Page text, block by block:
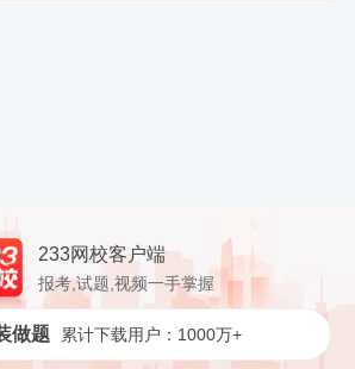
233网校客户端
报考,试题,视频一手掌握
做题 累计下载用户：1000万+